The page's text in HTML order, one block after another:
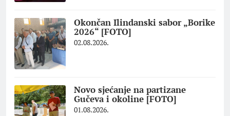
Okončan Ilindanski sabor „Borike
2026“ [FOTO]
02.08.2026.
Novo sjećanje na partizane
Gučeva i okoline [FOTO]
01.08.2026.